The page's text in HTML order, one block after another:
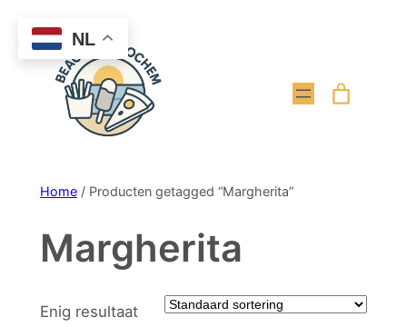
naar
Home/ Producten getagged “Margherita”
Margherita
Enig resultaat
NL